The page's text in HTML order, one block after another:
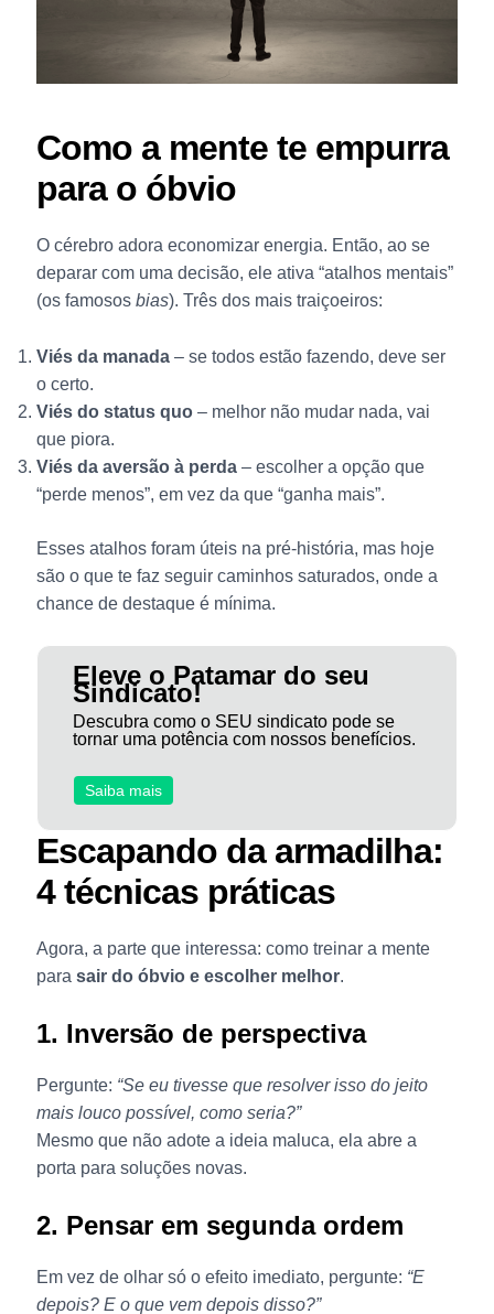
Como a mente te empurra
para o óbvio
O cérebro adora economizar energia. Então, ao se
deparar com uma decisão, ele ativa “atalhos mentais”
(os famosos bias). Três dos mais traiçoeiros:
Viés da manada– se todos estão fazendo, deve ser
o certo.
Viés do status quo– melhor não mudar nada, vai
que piora.
Viés da aversão à perda– escolher a opção que
“perde menos”, em vez da que “ganha mais”.
Esses atalhos foram úteis na pré-história, mas hoje
são o que te faz seguir caminhos saturados, onde a
chance de destaque é mínima.
Eleve o Patamar do seu
Sindicato!
Descubra como o SEU sindicato pode se
tornar uma potência com nossos benefícios.
Saiba mais
Escapando da armadilha:
4 técnicas práticas
Agora, a parte que interessa: como treinar a mente
para sair do óbvio e escolher melhor.
1. Inversão de perspectiva
Pergunte: “Se eu tivesse que resolver isso do jeito
mais louco possível, como seria?”
Mesmo que não adote a ideia maluca, ela abre a
porta para soluções novas.
2. Pensar em segunda ordem
Em vez de olhar só o efeito imediato, pergunte: “E
depois? E o que vem depois disso?”